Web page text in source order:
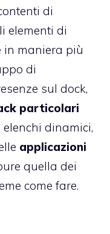
di
elementi di
in maniera più
di
sul dock,
particolari
dinamici,
applicazioni
quella dei
come fare.